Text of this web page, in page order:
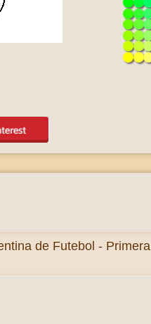
de Futebol - Primera